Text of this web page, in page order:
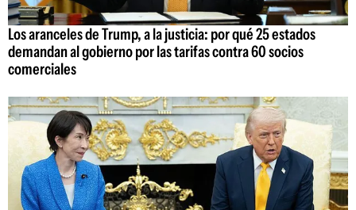
Los aranceles de Trump, a la justicia: por qué 25 estados
demandan al gobierno por las tarifas contra 60 socios
comerciales